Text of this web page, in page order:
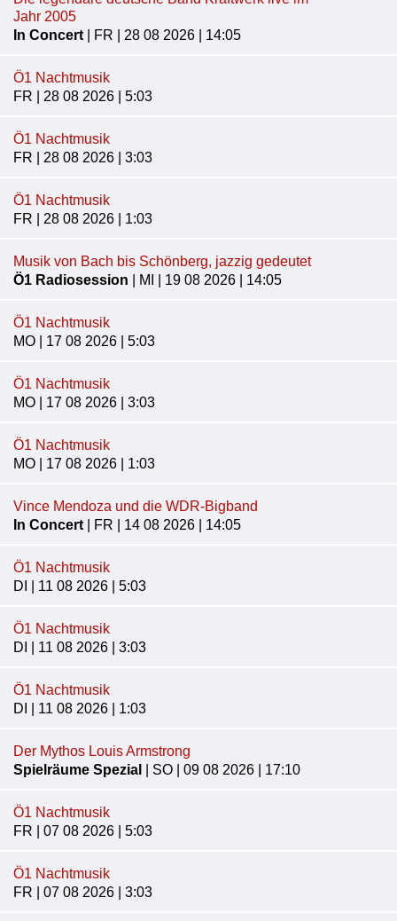
Jahr 2005
In Concert | FR | 28 08 2026 | 14:05
Ö1 Nachtmusik
FR | 28 08 2026 | 5:03
Ö1 Nachtmusik
FR | 28 08 2026 | 3:03
Ö1 Nachtmusik
FR | 28 08 2026 | 1:03
Musik von Bach bis Schönberg, jazzig gedeutet
Ö1 Radiosession | MI | 19 08 2026 | 14:05
Ö1 Nachtmusik
MO | 17 08 2026 | 5:03
Ö1 Nachtmusik
MO | 17 08 2026 | 3:03
Ö1 Nachtmusik
MO | 17 08 2026 | 1:03
Vince Mendoza und die WDR-Bigband
In Concert | FR | 14 08 2026 | 14:05
Ö1 Nachtmusik
DI | 11 08 2026 | 5:03
Ö1 Nachtmusik
DI | 11 08 2026 | 3:03
Ö1 Nachtmusik
DI | 11 08 2026 | 1:03
Der Mythos Louis Armstrong
Spielräume Spezial
| SO | 09 08 2026 | 17:10
Ö1 Nachtmusik
FR | 07 08 2026 | 5:03
Ö1 Nachtmusik
FR | 07 08 2026 | 3:03